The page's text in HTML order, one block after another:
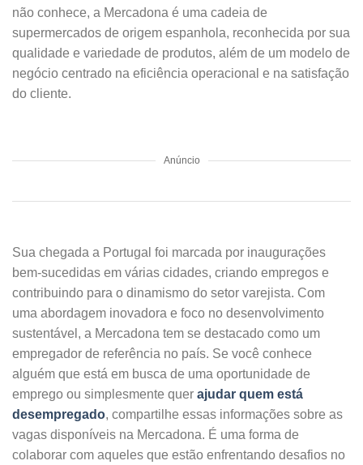
não conhece, a Mercadona é uma cadeia de
supermercados de origem espanhola, reconhecida por sua
qualidade e variedade de produtos, além de um modelo de
negócio centrado na eficiência operacional e na satisfação
do cliente.
Anúncio
Sua chegada a Portugal foi marcada por inaugurações
bem-sucedidas em várias cidades, criando empregos e
contribuindo para o dinamismo do setor varejista. Com
uma abordagem inovadora e foco no desenvolvimento
sustentável, a Mercadona tem se destacado como um
empregador de referência no país. Se você conhece
alguém que está em busca de uma oportunidade de
emprego ou simplesmente quer ajudar quem está
desempregado, compartilhe essas informações sobre as
vagas disponíveis na Mercadona. É uma forma de
colaborar com aqueles que estão enfrentando desafios no